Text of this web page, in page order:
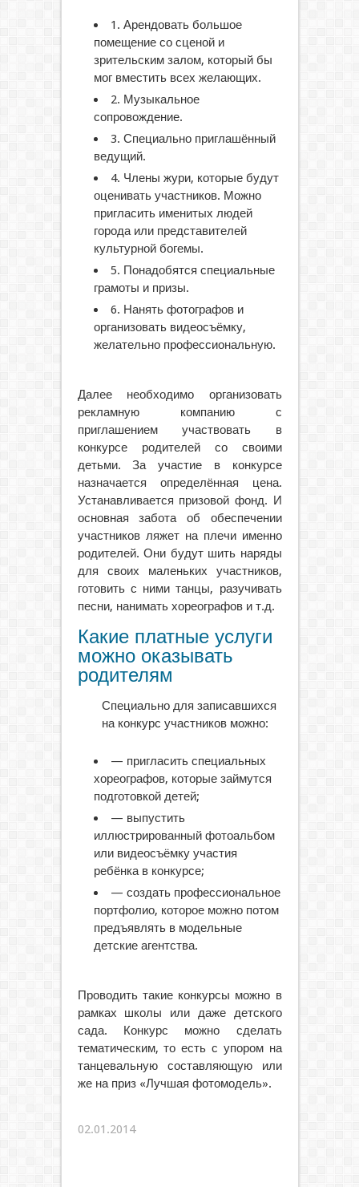
1. Арендовать большое
помещение со сценой и
зрительским залом, который бы
мог вместить всех желающих.
2. Музыкальное
сопровождение.
3. Специально приглашённый
ведущий.
4. Члены жури, которые будут
оценивать участников. Можно
пригласить именитых людей
города или представителей
культурной богемы.
5. Понадобятся специальные
грамоты и призы.
6. Нанять фотографов и
организовать видеосъёмку,
желательно профессиональную.
Далее необходимо организовать
рекламную компанию с
приглашением участвовать в
конкурсе родителей со своими
детьми. За участие в конкурсе
назначается определённая цена.
Устанавливается призовой фонд. И
основная забота об обеспечении
участников ляжет на плечи именно
родителей. Они будут шить наряды
для своих маленьких участников,
готовить с ними танцы, разучивать
песни, нанимать хореографов и т.д.
Какие платные услуги
можно оказывать
родителям
Специально для записавшихся
на конкурс участников можно:
— пригласить специальных
хореографов, которые займутся
подготовкой детей;
— выпустить
иллюстрированный фотоальбом
или видеосъёмку участия
ребёнка в конкурсе;
— создать профессиональное
портфолио, которое можно потом
предъявлять в модельные
детские агентства.
Проводить такие конкурсы можно в
рамках школы или даже детского
сада. Конкурс можно сделать
тематическим, то есть с упором на
танцевальную составляющую или
же на приз «Лучшая фотомодель».
02.01.2014